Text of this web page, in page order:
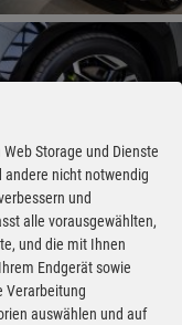
Storage und Dienste
andere nicht notwendig
und
alle vorausgewählten,
und die mit Ihnen
Endgerät sowie
Verarbeitung
auswählen und auf